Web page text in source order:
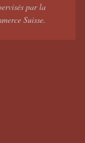
par la
Suisse.